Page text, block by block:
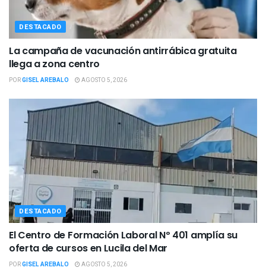
DESTACADO
La campaña de vacunación antirrábica gratuita
llega a zona centro
PORGISEL AREBALO AGOSTO 5, 2026
DESTACADO
El Centro de Formación Laboral Nº 401 amplía su
oferta de cursos en Lucila del Mar
PORGISEL AREBALO AGOSTO 5, 2026